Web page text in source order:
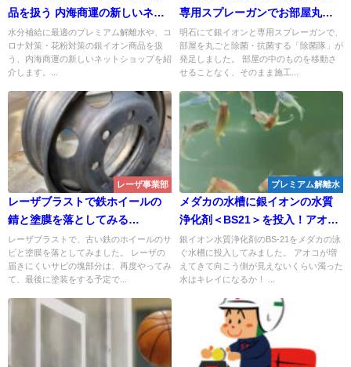
品を扱う 内海商運の新しいネッ
トショップ がOPENしました！
水分補給に最適のプレミアム解離水や、コ
ロナ対策・花粉対策の銀イオン商品を扱
う、内海商運の新しいネットショップを紹
介します。...
専用スプレーガンでお部屋丸ご
と除菌と抗菌！
明石にて銀イオンと専用スプレーガンで、
部屋を丸ごと除菌・抗菌する「除菌隊」が
発足しました。 部屋の中のものを移動さ
せることなく、そのまま施工...
レーザ事業部
レーザブラストで鉄ホイールの
錆と塗膜を落としてみる
と・・・
レーザブラストで、古い鉄のホイールのサ
ビと塗膜を落としてみました。 レーザの
届きにくいサビの塊部分は、再度やってみ
て、最後に塗装をする予定で...
プレミアム解離水
メダカの水槽に銀イオンの水質
浄化剤＜BS21＞を投入！アオコ
で濁ってきた水は透明になる
か！！
銀イオン水質浄化剤のBS-21をメダカの泳
ぐ水槽に投入してみました。 アオコが増
えてきて向こう側が見えないくらい濁った
水はキレイになるか！ ...